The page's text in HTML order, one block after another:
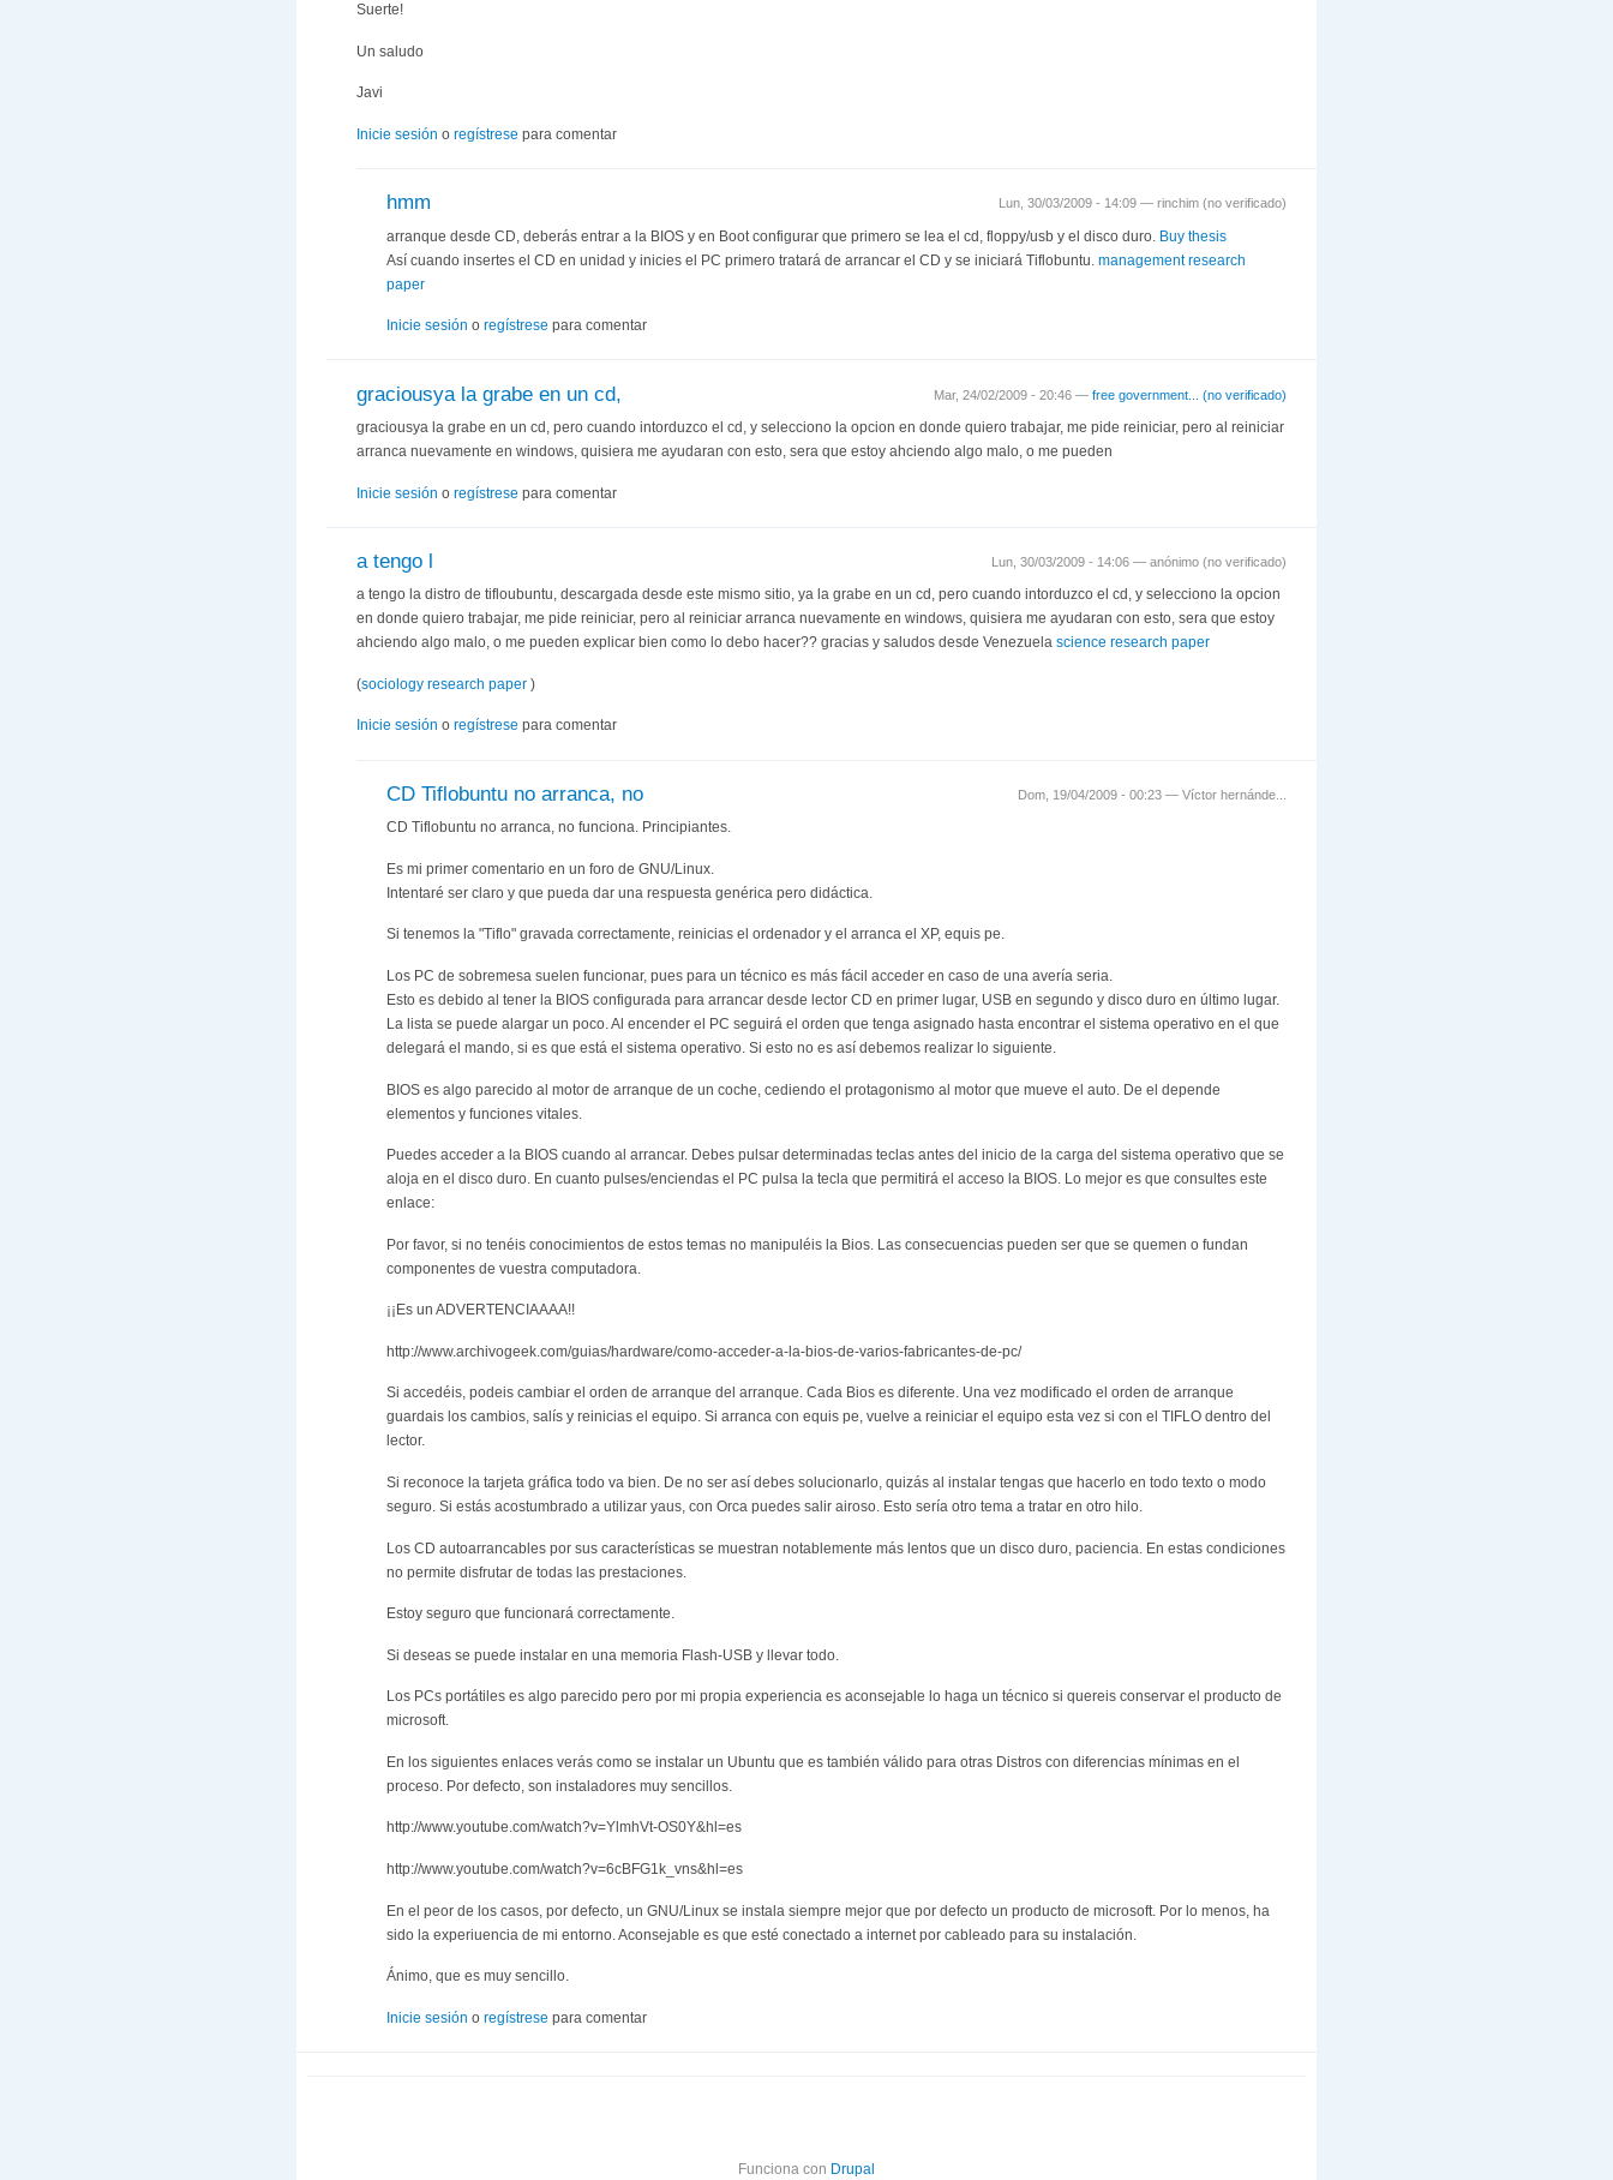
Suerte!
Un saludo
Javi
Inicie sesión o regístrese para comentar
Lun, 30/03/2009 - 14:09 — rinchim (no verificado)
hmm
arranque desde CD, deberás entrar a la BIOS y en Boot configurar que primero se lea el cd, floppy/usb y el disco duro. Buy thesis
Así cuando insertes el CD en unidad y inicies el PC primero tratará de arrancar el CD y se iniciará Tiflobuntu. management research
paper
Inicie sesión o regístrese para comentar
Mar, 24/02/2009 - 20:46 — free government... (no verificado)
graciousya la grabe en un cd,
graciousya la grabe en un cd, pero cuando intorduzco el cd, y selecciono la opcion en donde quiero trabajar, me pide reiniciar, pero al reiniciar
arranca nuevamente en windows, quisiera me ayudaran con esto, sera que estoy ahciendo algo malo, o me pueden
Inicie sesión o regístrese para comentar
Lun, 30/03/2009 - 14:06 — anónimo (no verificado)
a tengo l
a tengo la distro de tifloubuntu, descargada desde este mismo sitio, ya la grabe en un cd, pero cuando intorduzco el cd, y selecciono la opcion
en donde quiero trabajar, me pide reiniciar, pero al reiniciar arranca nuevamente en windows, quisiera me ayudaran con esto, sera que estoy
ahciendo algo malo, o me pueden explicar bien como lo debo hacer?? gracias y saludos desde Venezuela science research paper
(sociology research paper )
Inicie sesión o regístrese para comentar
Dom, 19/04/2009 - 00:23 — Víctor hernánde...
CD Tiflobuntu no arranca, no
CD Tiflobuntu no arranca, no funciona. Principiantes.
Es mi primer comentario en un foro de GNU/Linux.
Intentaré ser claro y que pueda dar una respuesta genérica pero didáctica.
Si tenemos la "Tiflo" gravada correctamente, reinicias el ordenador y el arranca el XP, equis pe.
Los PC de sobremesa suelen funcionar, pues para un técnico es más fácil acceder en caso de una avería seria.
Esto es debido al tener la BIOS configurada para arrancar desde lector CD en primer lugar, USB en segundo y disco duro en último lugar.
La lista se puede alargar un poco. Al encender el PC seguirá el orden que tenga asignado hasta encontrar el sistema operativo en el que
delegará el mando, si es que está el sistema operativo. Si esto no es así debemos realizar lo siguiente.
BIOS es algo parecido al motor de arranque de un coche, cediendo el protagonismo al motor que mueve el auto. De el depende
elementos y funciones vitales.
Puedes acceder a la BIOS cuando al arrancar. Debes pulsar determinadas teclas antes del inicio de la carga del sistema operativo que se
aloja en el disco duro. En cuanto pulses/enciendas el PC pulsa la tecla que permitirá el acceso la BIOS. Lo mejor es que consultes este
enlace:
Por favor, si no tenéis conocimientos de estos temas no manipuléis la Bios. Las consecuencias pueden ser que se quemen o fundan
componentes de vuestra computadora.
¡¡Es un ADVERTENCIAAAA!!
http://www.archivogeek.com/guias/hardware/como-acceder-a-la-bios-de-varios-fabricantes-de-pc/
Si accedéis, podeis cambiar el orden de arranque del arranque. Cada Bios es diferente. Una vez modificado el orden de arranque
guardais los cambios, salís y reinicias el equipo. Si arranca con equis pe, vuelve a reiniciar el equipo esta vez si con el TIFLO dentro del
lector.
Si reconoce la tarjeta gráfica todo va bien. De no ser así debes solucionarlo, quizás al instalar tengas que hacerlo en todo texto o modo
seguro. Si estás acostumbrado a utilizar yaus, con Orca puedes salir airoso. Esto sería otro tema a tratar en otro hilo.
Los CD autoarrancables por sus características se muestran notablemente más lentos que un disco duro, paciencia. En estas condiciones
no permite disfrutar de todas las prestaciones.
Estoy seguro que funcionará correctamente.
Si deseas se puede instalar en una memoria Flash-USB y llevar todo.
Los PCs portátiles es algo parecido pero por mi propia experiencia es aconsejable lo haga un técnico si quereis conservar el producto de
microsoft.
En los siguientes enlaces verás como se instalar un Ubuntu que es también válido para otras Distros con diferencias mínimas en el
proceso. Por defecto, son instaladores muy sencillos.
http://www.youtube.com/watch?v=YlmhVt-OS0Y&hl=es
http://www.youtube.com/watch?v=6cBFG1k_vns&hl=es
En el peor de los casos, por defecto, un GNU/Linux se instala siempre mejor que por defecto un producto de microsoft. Por lo menos, ha
sido la experiuencia de mi entorno. Aconsejable es que esté conectado a internet por cableado para su instalación.
Ánimo, que es muy sencillo.
Inicie sesión o regístrese para comentar
Funciona con Drupal